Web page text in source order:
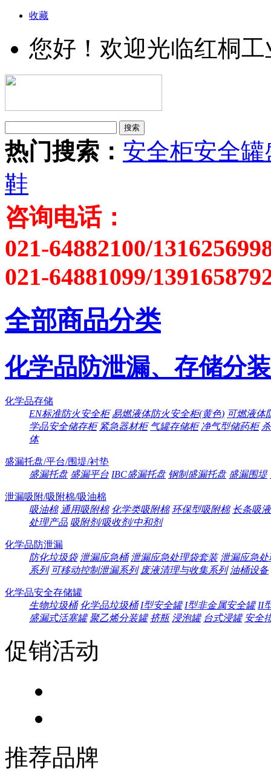
收藏
您好！欢迎光临红桐
热门搜索： 安全柜安全罐
鞋
咨询电话：
021-64882100/
021-64881099/
全部商品分类
化学品防泄漏、存储分装
化学品存储
EN标准防火安全柜 易燃液体防火安全柜(黄色) 可燃液体
学品安全储存柜 紧急器材柜 气罐存储柜 净气型储药柜
体
盛漏托盘/平台/围堤/衬垫
盛漏托盘 盛漏平台 IBC盛漏托盘 钢制盛漏托盘 盛漏围堤
泄漏吸附/吸附棉/吸油棉
吸油棉 通用吸附棉 化学类吸附棉 环保型吸附棉 长条吸
处理产品 吸附剂/吸收剂/中和剂
化学品防泄漏
防化垃圾袋 泄漏应急桶 泄漏应急处理袋套装 泄漏应急
系列 可移动控制泄漏系列 废液清理与收集系列 油桶设备
化学品安全存储罐
生物垃圾桶 化学品垃圾桶 I型安全罐 I型非金属安全罐 II
盛漏式活塞罐 聚乙烯分装罐 挤瓶 浸泡罐 台式浸罐 安全
促销活动
推荐品牌